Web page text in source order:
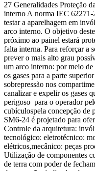
27 Generalidades Proteção
interno A norma IEC
testar a aparelhagem em
arco interno. O objetivo
próximo ao painel estará
falta interna. Para reforçar a
prever o mais alto grau
um arco interno: por meio de
os gases para a parte
sobrepressão nos
canalizar e expelir os gases
perigoso para o operador
cubículospela concepção de
SM6-24 é projetado para
Controle da arquitetura:
tecnológico: eletrotécnico:
elétricos,mecânico: peças
Utilização de componentes
de terra com poder de